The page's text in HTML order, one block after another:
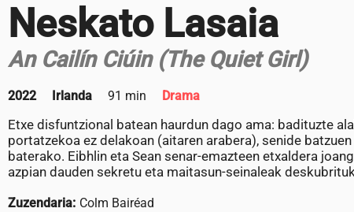
Neskato Lasaia
An Cailín Ciúin (The Quiet Girl)
2022 Irlanda 91 min Drama
Etxe disfuntzional batean haurdun dago ama: badituzte
portatzekoa ez delakoan (aitaren arabera), senide
baterako. Eibhlin eta Sean senar-emazteen etxaldera
azpian dauden sekretu eta maitasun-seinaleak
Zuzendaria: Colm Bairéad